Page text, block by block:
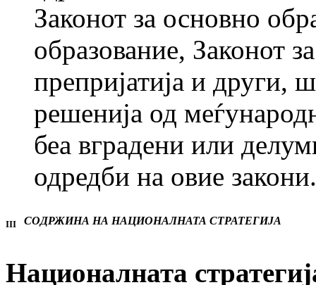
Законот за основно
образование, Законот
препријатија и други,
решенија од
беа вградени или
одредби на овие закони.
III СОДРЖИНА НА НАЦИОНАЛНАТА СТРАТЕГИЈА
Националната